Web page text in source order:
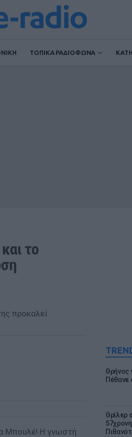
ΤΟΠΙΚΑ ΡΑΔΙΟΦΩΝΑ
Θρήνος
Πέθανε
Θρίλερ
το
Μπουλέ! Η γνωστή